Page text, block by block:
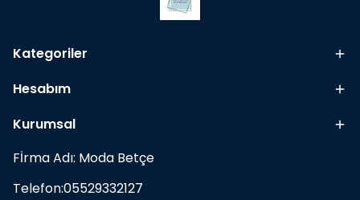
Kategoriler
Hesabım
Kurumsal
Fİrma Adı: Moda Betçe
Telefon:05529332127